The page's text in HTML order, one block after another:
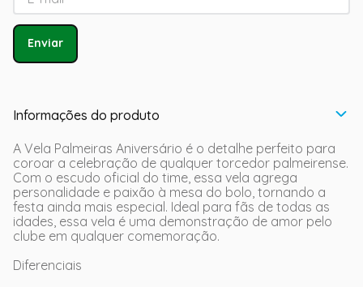
Enviar
Informações do produto
A Vela Palmeiras Aniversário é o detalhe perfeito para
coroar a celebração de qualquer torcedor palmeirense.
Com o escudo oficial do time, essa vela agrega
personalidade e paixão à mesa do bolo, tornando a
festa ainda mais especial. Ideal para fãs de todas as
idades, essa vela é uma demonstração de amor pelo
clube em qualquer comemoração.
Diferenciais